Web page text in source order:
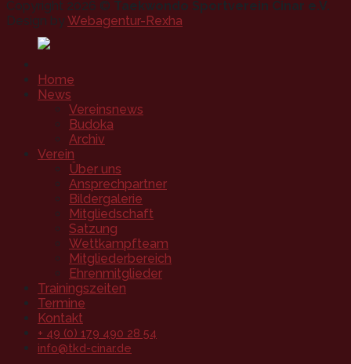
Copyright 2026 © Taekwondo Sportverein Cinar e.V.
Design byWebagentur-Rexha
Home
News
Vereinsnews
Budoka
Archiv
Verein
Über uns
Ansprechpartner
Bildergalerie
Mitgliedschaft
Satzung
Wettkampfteam
Mitgliederbereich
Ehrenmitglieder
Trainingszeiten
Termine
Kontakt
+ 49 (0) 179 490 28 54
info@tkd-cinar.de